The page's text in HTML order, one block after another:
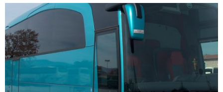
ΚΟΙΝΩΝΙΚΆ
Νέο δρομολόγιο του ΚΤΕΛ απο και προς
Παραμυθιά – Γκρίκα – Ψάκκα – Αμπελιά
– Σεβαστό – Παγκράτι
11|07|2014